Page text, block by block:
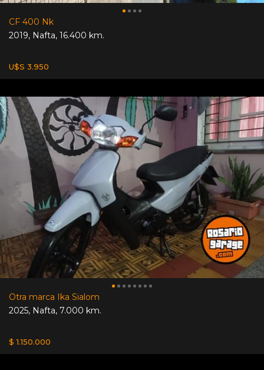
CF 400 Nk
2019, Nafta, 16.400 km.
U$S 3.950
Otra marca Ika Sialom
2025, Nafta, 7.000 km.
$ 1.150.000